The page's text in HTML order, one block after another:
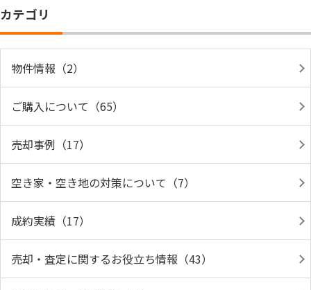
カテゴリ
物件情報（2）
ご購入について（65）
売却事例（17）
空き家・空き地の対策について（7）
成約実績（17）
売却・査定に関するお役立ち情報（43）